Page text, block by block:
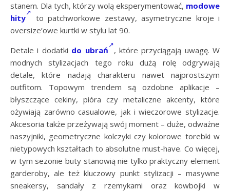
stanem. Dla tych, którzy wolą eksperymentować, modowe
hity
to patchworkowe zestawy, asymetryczne kroje i
oversize’owe kurtki w stylu lat 90.
Detale i dodatki do ubrań
, które przyciągają uwagę. W
modnych stylizacjach tego roku dużą rolę odgrywają
detale, które nadają charakteru nawet najprostszym
outfitom. Topowym trendem są ozdobne aplikacje –
błyszczące cekiny, pióra czy metaliczne akcenty, które
ożywiają zarówno casualowe, jak i wieczorowe stylizacje.
Akcesoria także przeżywają swój moment – duże, odważne
naszyjniki, geometryczne kolczyki czy kolorowe torebki w
nietypowych kształtach to absolutne must-have. Co więcej,
w tym sezonie buty stanowią nie tylko praktyczny element
garderoby, ale też kluczowy punkt stylizacji – masywne
sneakersy, sandały z rzemykami oraz kowbojki w